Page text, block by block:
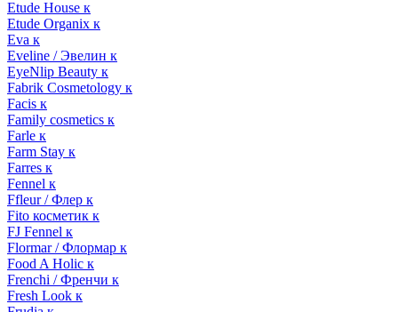
Etude House к
Etude Organix к
Eva к
Eveline / Эвелин к
EyeNlip Beauty к
Fabrik Cosmetology к
Facis к
Family cosmetics к
Farle к
Farm Stay к
Farres к
Fennel к
Ffleur / Флер к
Fito косметик к
FJ Fennel к
Flormar / Флормар к
Food A Holic к
Frenchi / Френчи к
Fresh Look к